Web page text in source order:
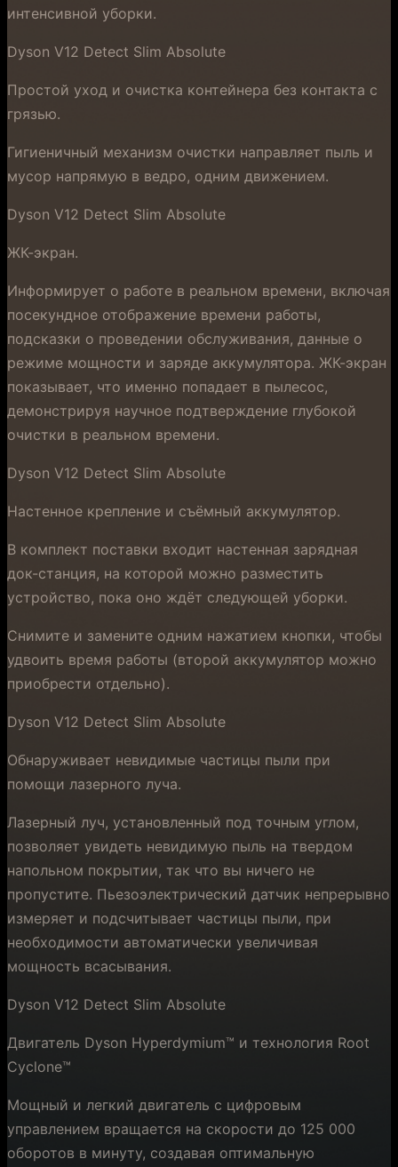
интенсивной уборки.
Dyson V12 Detect Slim Absolute
Простой уход и очистка контейнера без контакта с
грязью.
Гигиеничный механизм очистки направляет пыль и
мусор напрямую в ведро, одним движением.
Dyson V12 Detect Slim Absolute
ЖК-экран.
Информирует о работе в реальном времени, включая
посекундное отображение времени работы,
подсказки о проведении обслуживания, данные о
режиме мощности и заряде аккумулятора. ЖК-экран
показывает, что именно попадает в пылесос,
демонстрируя научное подтверждение глубокой
очистки в реальном времени.
Dyson V12 Detect Slim Absolute
Настенное крепление и съёмный аккумулятор.
В комплект поставки входит настенная зарядная
док-станция, на которой можно разместить
устройство, пока оно ждёт следующей уборки.
Снимите и замените одним нажатием кнопки, чтобы
удвоить время работы (второй аккумулятор можно
приобрести отдельно).
Dyson V12 Detect Slim Absolute
Обнаруживает невидимые частицы пыли при
помощи лазерного луча.
Лазерный луч, установленный под точным углом,
позволяет увидеть невидимую пыль на твердом
напольном покрытии, так что вы ничего не
пропустите. Пьезоэлектрический датчик непрерывно
измеряет и подсчитывает частицы пыли, при
необходимости автоматически увеличивая
мощность всасывания.
Dyson V12 Detect Slim Absolute
Двигатель Dyson Hyperdymium™ и технология Root
Cyclone™
Мощный и легкий двигатель с цифровым
управлением вращается на скорости до 125 000
оборотов в минуту, создавая оптимальную